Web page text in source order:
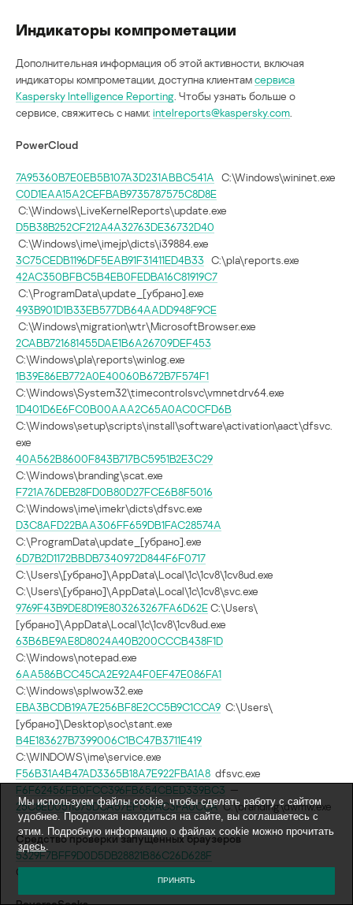
Индикаторы компрометации
Дополнительная информация об этой активности, включая
индикаторы компрометации, доступна клиентамсервиса
Kaspersky Intelligence Reporting . Чтобы узнать больше о
сервисе, свяжитесь с нами: intelreports@kaspersky.com
PowerCloud
7A95360B7E0EB5B107A3D231ABBC541A C:\Windows\wininet.exe
C0D1EAA15A2CEFBAB9735787575C8D8E
C:\Windows\LiveKernelReports\update.exe
D5B38B252CF212A4A32763DE36732D40
C:\Windows\ime\imejp\dicts\i39884.exe
3C75CEDB1196DF5EAB91F31411ED4B33 C:\pla\reports.exe
42AC350BFBC5B4EB0FEDBA16C81919C7
C:\ProgramData\update_[убрано].exe
493B901D1B33EB577DB64AADD948F9CE
C:\Windows\migration\wtr\MicrosoftBrowser.exe
2CABB721681455DAE1B6A26709DEF453
C:\Windows\pla\reports\winlog.exe
1B39E86EB772A0E40060B672B7F574F1
C:\Windows\System32\timecontrolsvc\vmnetdrv64.exe
1D401D6E6FC0B00AAA2C65A0AC0CFD6B
C:\Windows\setup\scripts\install\software\activation\aact\dfsvc.
exe
40A562B8600F843B717BC5951B2E3C29
C:\Windows\branding\scat.exe
F721A76DEB28FD0B80D27FCE6B8F5016
C:\Windows\ime\imekr\dicts\dfsvc.exe
D3C8AFD22BAA306FF659DB1FAC28574A
C:\ProgramData\update_[убрано].exe
6D7B2D1172BBDB7340972D844F6F0717
C:\Users\[убрано]\AppData\Local\1c\1cv8\1cv8ud.exe
C:\Users\[убрано]\AppData\Local\1c\1cv8\svc.exe
9769F43B9DE8D19E803263267FA6D62EC:\Users\
[убрано]\AppData\Local\1c\1cv8\1cv8ud.exe
63B6BE9AE8D8024A40B200CCCB438F1D
C:\Windows\notepad.exe
6AA586BCC45CA2E92A4F0EF47E086FA1
C:\Windows\splwow32.exe
EBA3BCDB19A7E256BF8E2CC5B9C1CCA9 C:\Users\
[убрано]\Desktop\soc\stant.exe
B4E183627B7399006C1BC47B3711E419
C:\WINDOWS\ime\service.exe
F56B31A4B47AD3365B18A7E922FBA1A8 dfsvc.exe
F6F62456FB0FCC396FB654CBED339BC3 —
25C8ED0511375DCA57EF136AC3FA0CCAC:\branding\dwmw.exe
Средствопроверкизапущенных браузеров
5329F7BFF9D0D5DB28821B86C26D628F
C:\ProgramData\checker_[убрано].exe
Мы используем файлы cookie, чтобы сделать работу с сайтом
удобнее. Продолжая находиться на сайте, вы соглашаетесь с
этим. Подробную информацию о файлах cookie можно прочитать
здесь.
ПРИНЯТЬ